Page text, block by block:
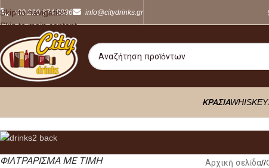
Φορτώνει...
Skip to navigation
Skip to main content
+30 210 674 8886 info@citydrinks.gr
ΚΡΑΣΙΑWHISKEY
ΦΙΛΤΡΆΡΙΣΜΑ ΜΕ ΤΙΜΉ Αρχική σελίδα/